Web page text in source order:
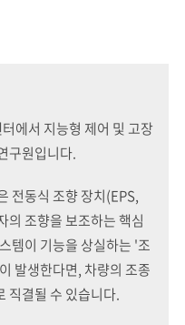
에서 지능형 제어 및 고장
구원입니다.
전동식 조향 장치(EPS,
조향을 보조하는 핵심
템이 기능을 상실하는 '조
발생한다면, 차량의 조종
직결될 수 있습니다.